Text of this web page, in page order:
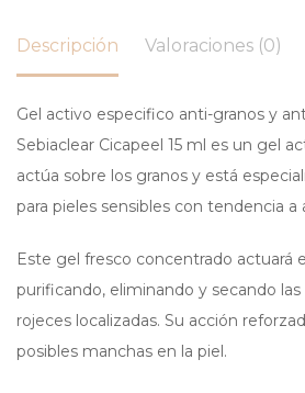
Descripción Valoraciones (0)
Gel activo especifico anti-granos y
Sebiaclear Cicapeel 15 ml es un gel
actúa sobre los granos y está
para pieles sensibles con tendencia a
Este gel fresco concentrado actuará
purificando, eliminando y secando
rojeces localizadas. Su acción
posibles manchas en la piel.